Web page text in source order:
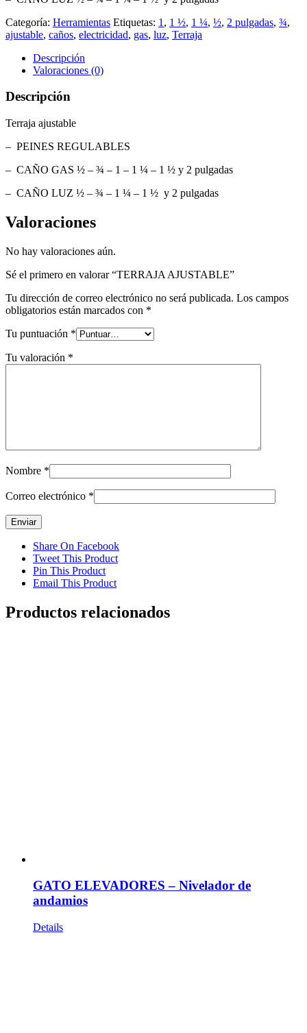
Categoría: Herramientas Etiquetas: 1 , 1 ½, 1 ¼, ½, 2 pulgadas, ¾,
ajustable, caños, electricidad, gas, luz, Terraja
Descripción
Valoraciones (0)
Descripción
Terraja ajustable
– PEINES REGULABLES
– CAÑO GAS ½ – ¾ – 1 – 1 ¼ – 1 ½ y 2 pulgadas
– CAÑO LUZ ½ – ¾ – 1 ¼ – 1 ½ y 2 pulgadas
Valoraciones
No hay valoraciones aún.
Sé el primero en valorar “TERRAJA AJUSTABLE”
Tu dirección de correo electrónico no será publicada. Los campos
obligatorios están marcados con *
Tu puntuación *
Tu valoración *
Nombre *
Correo electrónico *
Share On Facebook
Tweet This Product
Pin This Product
Email This Product
Productos relacionados
GATO ELEVADORES – Nivelador de
andamios
Details